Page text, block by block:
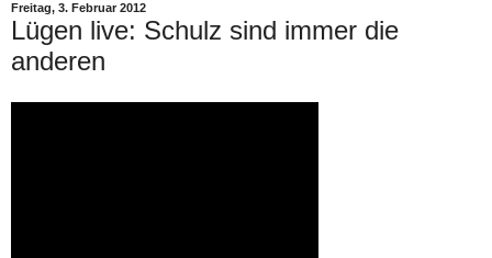
Freitag, 3. Februar 2012
Lügen live: Schulz sind immer die
anderen